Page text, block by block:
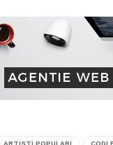
ARTISTI POPULARI